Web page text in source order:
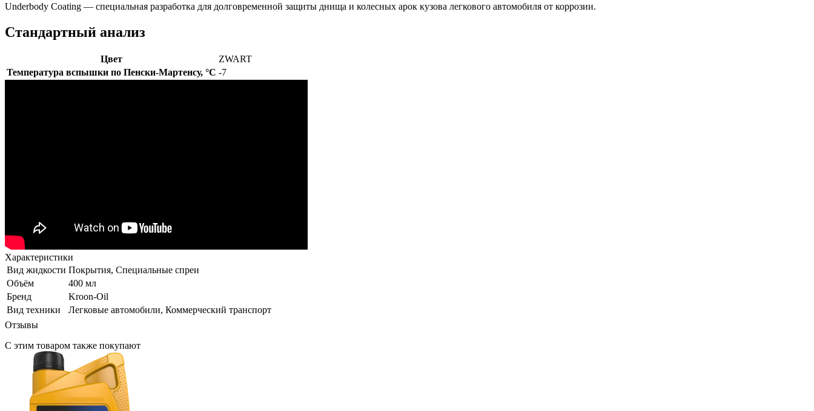
Underbody Coating — специальная разработка для долговременной защиты днища и колесных арок кузова легкового автомобиля от коррозии.
Стандартный анализ
Цвет
ZWART
Температура вспышки по Пенски-Мартенсу, °C -7
Характеристики
Вид жидкости Покрытия, Специальные спреи
Объём
400 мл
Бренд
Kroon-Oil
Вид техники
Легковые автомобили, Коммерческий транспорт
Отзывы
С этим товаром также покупают